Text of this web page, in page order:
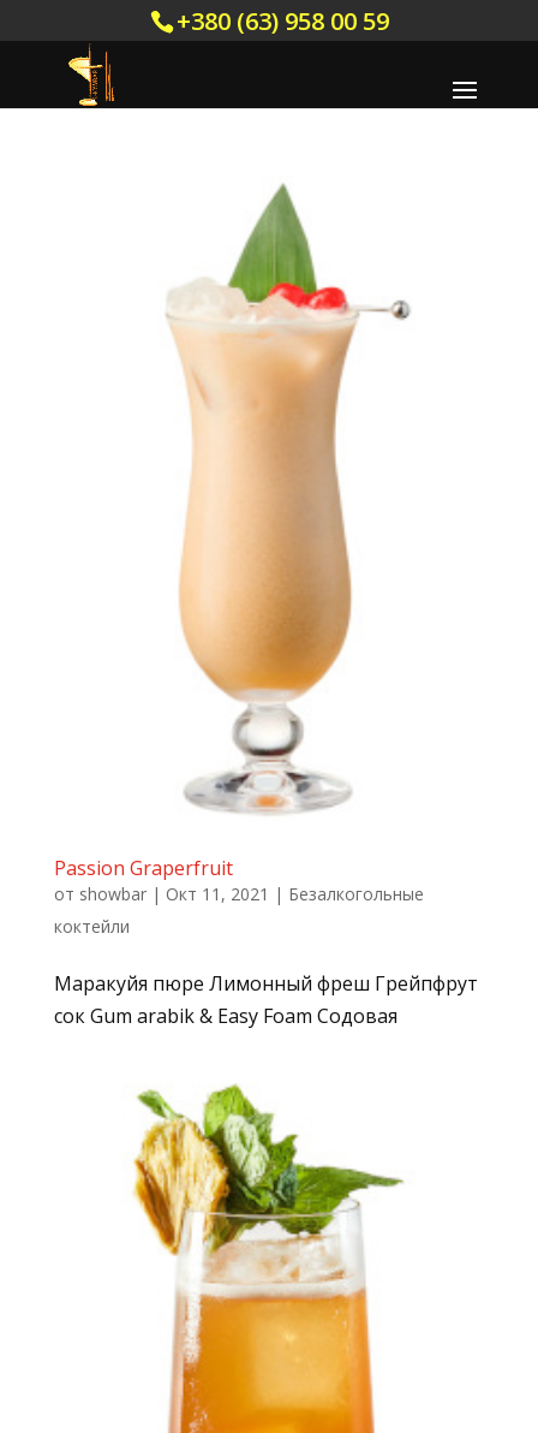
+380 (63) 958 00 59
Passion Graperfruit
от showbar| Окт 11, 2021 | Безалкогольные
коктейли
Маракуйя пюре Лимонный фреш Грейпфрут
сок Gum arabik & Easy Foam Содовая